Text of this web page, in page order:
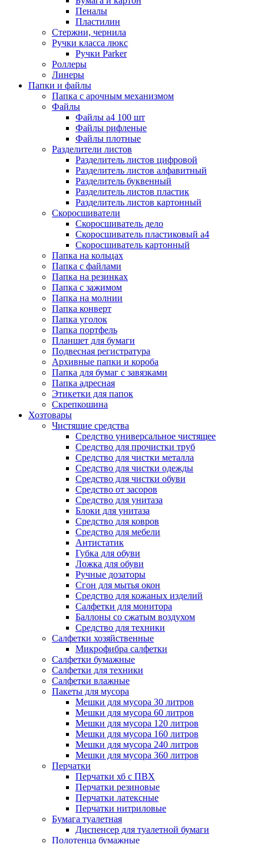
Пеналы
Пластилин
Стержни, чернила
Ручки класса люкс
Ручки Parker
Роллеры
Линеры
Папки и файлы
Папка с арочным механизмом
Файлы
Файлы а4 100 шт
Файлы рифленые
Файлы плотные
Разделители листов
Разделитель листов цифровой
Разделитель листов алфавитный
Разделитель буквенный
Разделитель листов пластик
Разделитель листов картонный
Скоросшиватели
Скоросшиватель дело
Скоросшиватель пластиковый а4
Скоросшиватель картонный
Папка на кольцах
Папка с файлами
Папка на резинках
Папка с зажимом
Папка на молнии
Папка конверт
Папка уголок
Папка портфель
Планшет для бумаги
Подвесная регистратура
Архивные папки и короба
Папка для бумаг с завязками
Папка адресная
Этикетки для папок
Скрепкошина
Хозтовары
Чистящие средства
Средство универсальное чистящее
Средство для прочистки труб
Средство для чистки металла
Средство для чистки одежды
Средство для чистки обуви
Средство от засоров
Средство для унитаза
Блоки для унитаза
Средство для ковров
Средство для мебели
Антистатик
Губка для обуви
Ложка для обуви
Ручные дозаторы
Сгон для мытья окон
Средство для кожаных изделий
Салфетки для монитора
Баллоны со сжатым воздухом
Средство для техники
Салфетки хозяйственные
Микрофибра салфетки
Салфетки бумажные
Салфетки для техники
Салфетки влажные
Пакеты для мусора
Мешки для мусора 30 литров
Мешки для мусора 60 литров
Мешки для мусора 120 литров
Мешки для мусора 160 литров
Мешки для мусора 240 литров
Мешки для мусора 360 литров
Перчатки
Перчатки хб с ПВХ
Перчатки резиновые
Перчатки латексные
Перчатки нитриловые
Бумага туалетная
Диспенсер для туалетной бумаги
Полотенца бумажные